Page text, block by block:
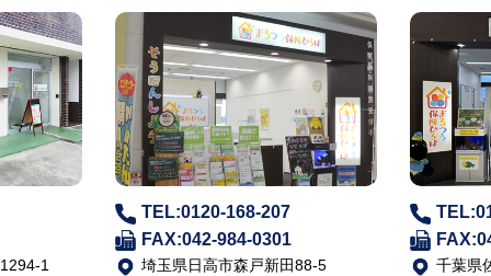
1
TEL:0120-168-207
FAX:042-984-0301
埼玉県日高市森戸新田88-5
千葉県